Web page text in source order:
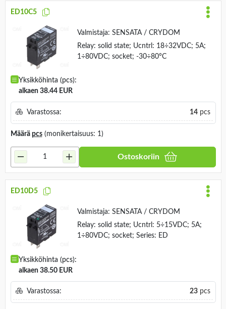
ED10C5
Valmistaja: SENSATA / CRYDOM
Relay: solid state; Ucntrl: 18÷32VDC; 5A;
1÷80VDC; socket; -30÷80°C
Yksikköhinta (pcs):
alkaen 38.44 EUR
Varastossa: 14pcs
Määrä pcs(monikertaisuus: 1)
Ostoskoriin
ED10D5
Valmistaja: SENSATA / CRYDOM
Relay: solid state; Ucntrl: 5÷15VDC; 5A;
1÷80VDC; socket; Series: ED
Yksikköhinta (pcs):
alkaen 38.50 EUR
Varastossa: 23pcs